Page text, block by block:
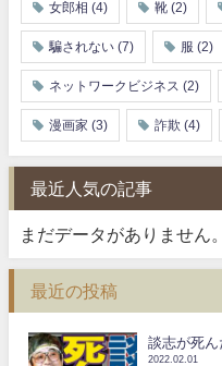
女郎相 (4) 靴 (2)
騙されない (7) 服 (2)
ネットワークビジネス (2)
漫画家 (3) 詐欺 (4)
最近人気の記事
まだデータがありません。
最近の投稿
談志が死ん
2022.02.01